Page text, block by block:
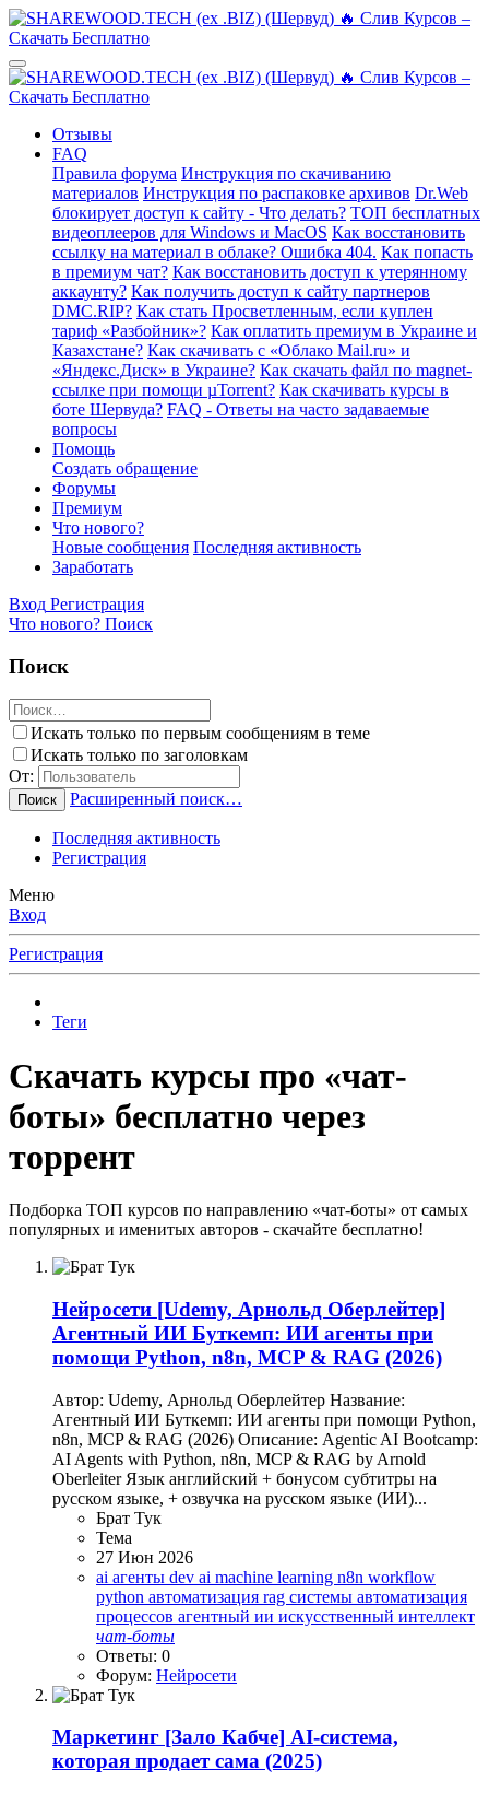
Отзывы
FAQ
Правила форума Инструкция по скачиванию
материалов Инструкция по распаковке архивов Dr.Web
блокирует доступ к сайту - Что делать? ТОП бесплатных
видеоплееров для Windows и MacOS Как восстановить
ссылку на материал в облаке? Ошибка 404. Как попасть
в премиум чат? Как восстановить доступ к утерянному
аккаунту? Как получить доступ к сайту партнеров
DMC.RIP? Как стать Просветленным, если куплен
тариф «Разбойник»? Как оплатить премиум в Украине и
Казахстане? Как скачивать с «Облако Mail.ru» и
«Яндекс.Диск» в Украине? Как скачать файл по magnet-
ссылке при помощи µTorrent? Как скачивать курсы в
боте Шервуда? FAQ - Ответы на часто задаваемые
вопросы
Помощь
Создать обращение
Форумы
Премиум
Что нового?
Новые сообщения Последняя активность
Заработать
Вход Регистрация
Что нового? Поиск
Поиск
Искать только по первым сообщениям в теме
Искать только по заголовкам
От:
Поиск Расширенный поиск…
Последняя активность
Регистрация
Меню
Вход
Регистрация
Теги
Скачать курсы про «чат-
боты» бесплатно через
торрент
Подборка ТОП курсов по направлению «чат-боты» от самых
популярных и именитых авторов - скачайте бесплатно!
Нейросети [Udemy, Арнольд Оберлейтер]
Агентный ИИ Буткемп: ИИ агенты при
помощи Python, n8n, MCP & RAG (2026)
Автор: Udemy, Арнольд Оберлейтер Название:
Агентный ИИ Буткемп: ИИ агенты при помощи Python,
n8n, MCP & RAG (2026) Описание: Agentic AI Bootcamp:
AI Agents with Python, n8n, MCP & RAG by Arnold
Oberleiter Язык английский + бонусом субтитры на
русском языке, + озвучка на русском языке (ИИ)...
Брат Тук
Тема
27 Июн 2026
ai агенты dev ai machine learning n8n workflow
python автоматизация rag системы автоматизация
процессов агентный ии искусственный интеллект
чат-боты
Ответы: 0
Форум: Нейросети
Маркетинг [Зало Кабче] AI-система,
которая продает сама (2025)